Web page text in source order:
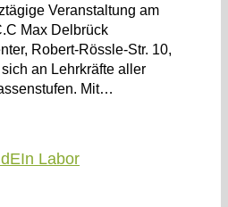
Veranstaltung am
Max Delbrück
Robert-Rössle-Str. 10,
an Lehrkräfte aller
Mit…
Labor